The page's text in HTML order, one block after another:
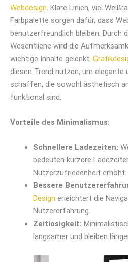
Webdesign. Klare Linien, viel
Farbpalette sorgen dafür, dass
benutzerfreundlich bleiben. Durch
Wesentliche wird die
wichtige Inhalte gelenkt.
diesen Trend nutzen, um elegante
schaffen, die sowohl ästhetisch
funktional sind.
Vorteile des Minimalismus:
Schnellere Ladezeiten:
bedeuten kürzere
Nutzerzufriedenheit erhöht.
Bessere
Design erleichtert die
Nutzererfahrung.
Zeitlosigkeit:
langsamer und bleiben